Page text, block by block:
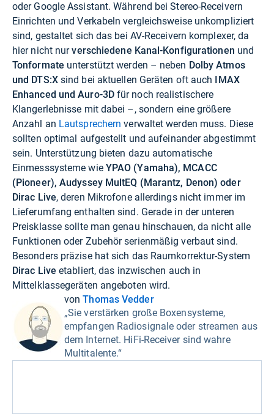
oder Google Assistant. Während bei Stereo-Receivern
Einrichten und Verkabeln vergleichsweise unkompliziert
sind, gestaltet sich das bei AV-Receivern komplexer, da
hier nicht nurverschiedene Kanal-Konfigurationen und
Tonformate unterstützt werden – neben Dolby Atmos
und DTS:Xsind bei aktuellen Geräten oft auch
IMAX
Enhanced und Auro-3Dfür noch realistischere
Klangerlebnisse mit dabei –, sondern eine größere
Anzahl an Lautsprechern verwaltet werden muss. Diese
sollten optimal aufgestellt und aufeinander abgestimmt
sein. Unterstützung bieten dazu automatische
Einmesssysteme wie YPAO (Yamaha), MCACC
(Pioneer), Audyssey MultEQ (Marantz, Denon) oder
Dirac Live, deren Mikrofone allerdings nicht immer im
Lieferumfang enthalten sind. Gerade in der unteren
Preisklasse sollte man genau hinschauen, da nicht alle
Funktionen oder Zubehör serienmäßig verbaut sind.
Besonders präzise hat sich das Raumkorrektur-System
Dirac Live etabliert, das inzwischen auch in
Mittelklassegeräten angeboten wird.
vonThomas Vedder
„Sie verstärken große Boxensysteme,
empfangen Radiosignale oder streamen aus
dem Internet. HiFi-Receiver sind wahre
Multitalente.“